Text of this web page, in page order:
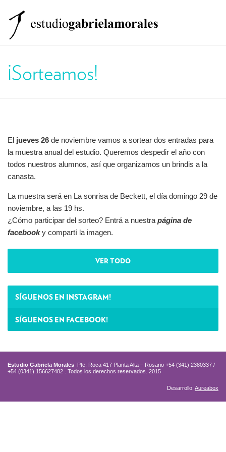
Noticias
¡Sorteamos!
El jueves 26 de noviembre vamos a sortear dos entradas para
la muestra anual del estudio. Queremos despedir el año con
todos nuestros alumnos, así que organizamos un brindis a la
canasta.
La muestra será en La sonrisa de Beckett, el día domingo 29 de
noviembre, a las 19 hs.
¿Cómo participar del sorteo? Entrá a nuestra página de
facebooky compartí la imagen.
VER TODO
SÍGUENOS EN INSTAGRAM!
SÍGUENOS EN FACEBOOK!
Estudio Gabriela Morales Pte. Roca 417 Planta Alta – Rosario +54 (341) 2380337 /
+54 (0341) 156627482 . Todos los derechos reservados. 2015
Desarrollo: Aureabox